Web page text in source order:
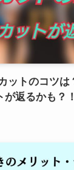
ットのコツは
返るかも？！